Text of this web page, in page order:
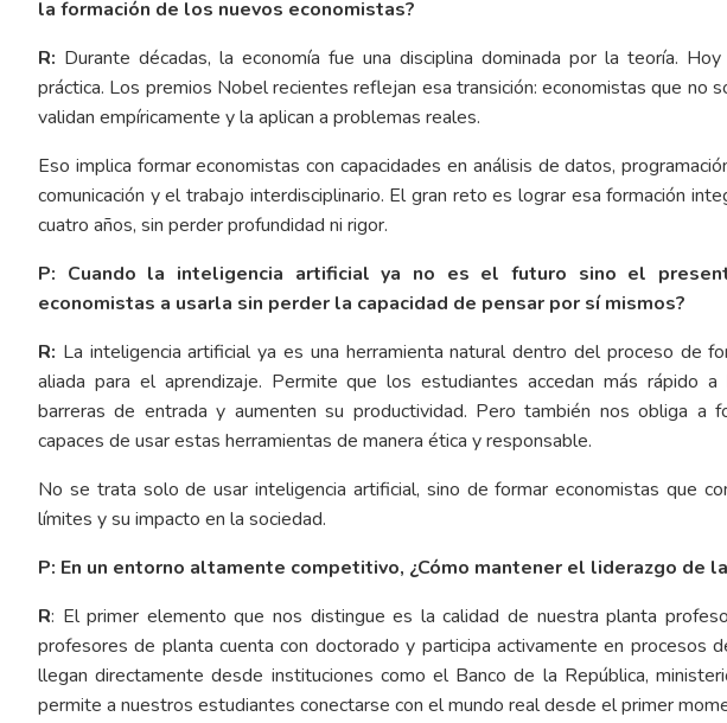
la formación de los nuevos economistas?
R: Durante décadas, la economía fue una disciplina dominada por la teoría.
práctica. Los premios Nobel recientes reflejan esa transición: economistas que no
validan empíricamente y la aplican a problemas reales.
Eso implica formar economistas con capacidades en análisis de datos,
comunicación y el trabajo interdisciplinario. El gran reto es lograr esa formación
cuatro años, sin perder profundidad ni rigor.
P: Cuando la inteligencia artificial ya no es el futuro sino el
economistas a usarla sin perder la capacidad de pensar por sí mismos?
R: La inteligencia artificial ya es una herramienta natural dentro del proceso de
aliada para el aprendizaje. Permite que los estudiantes accedan más rápido a
barreras de entrada y aumenten su productividad. Pero también nos obliga a
capaces de usar estas herramientas de manera ética y responsable.
No se trata solo de usar inteligencia artificial, sino de formar economistas que
límites y su impacto en la sociedad.
P: En un entorno altamente competitivo, ¿Cómo mantener el liderazgo de
R: El primer elemento que nos distingue es la calidad de nuestra planta
profesores de planta cuenta con doctorado y participa activamente en procesos
llegan directamente desde instituciones como el Banco de la República,
permite a nuestros estudiantes conectarse con el mundo real desde el primer